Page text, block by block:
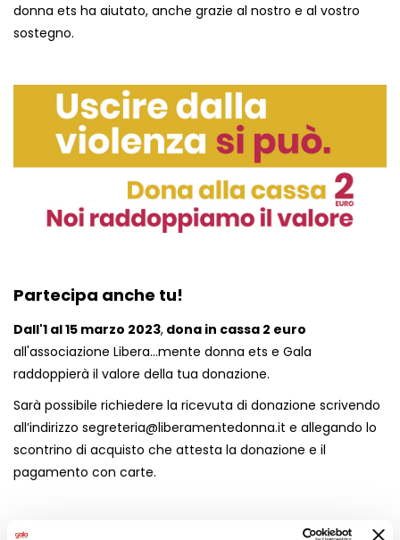
donna ets ha aiutato, anche grazie al nostro e al vostro
sostegno.
Partecipa anche tu!
Dall'1 al 15 marzo 2023, dona in cassa 2 euro
all'associazione Libera...mente donna ets e Gala
raddoppierà il valore della tua donazione.
Sarà possibile richiedere la ricevuta di donazione scrivendo
all’indirizzo segreteria@liberamentedonna.it e allegando lo
scontrino di acquisto che attesta la donazione e il
pagamento con carte.
Aiutaci a dare speranza a tante donne in difficoltà e a